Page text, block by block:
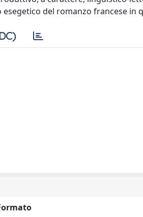
del romanzo francese in